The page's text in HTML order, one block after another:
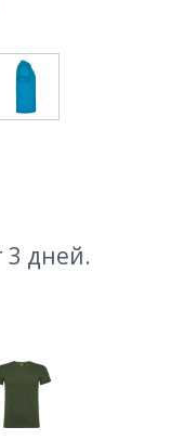
3 дней.